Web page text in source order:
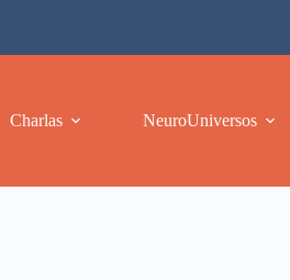
Charlas NeuroUniversos